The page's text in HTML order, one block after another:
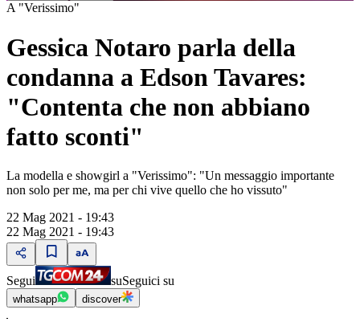
A "Verissimo"
Gessica Notaro parla della
condanna a Edson Tavares:
"Contenta che non abbiano
fatto sconti"
La modella e showgirl a "Verissimo": "Un messaggio importante
non solo per me, ma per chi vive quello che ho vissuto"
22 Mag 2021 - 19:43
22 Mag 2021 - 19:43
Segui suSeguici su
whatsapp discover